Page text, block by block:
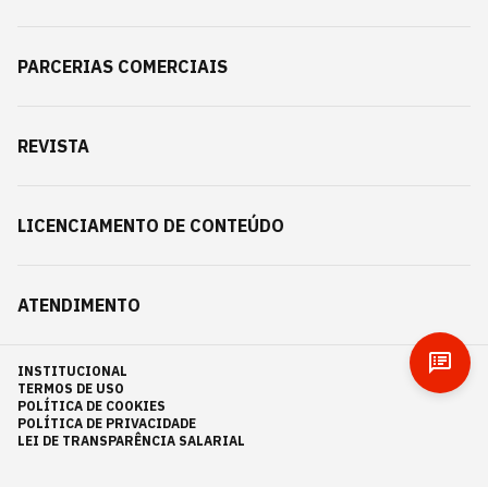
PARCERIAS COMERCIAIS
REVISTA
LICENCIAMENTO DE CONTEÚDO
ATENDIMENTO
INSTITUCIONAL
TERMOS DE USO
POLÍTICA DE COOKIES
POLÍTICA DE PRIVACIDADE
LEI DE TRANSPARÊNCIA SALARIAL